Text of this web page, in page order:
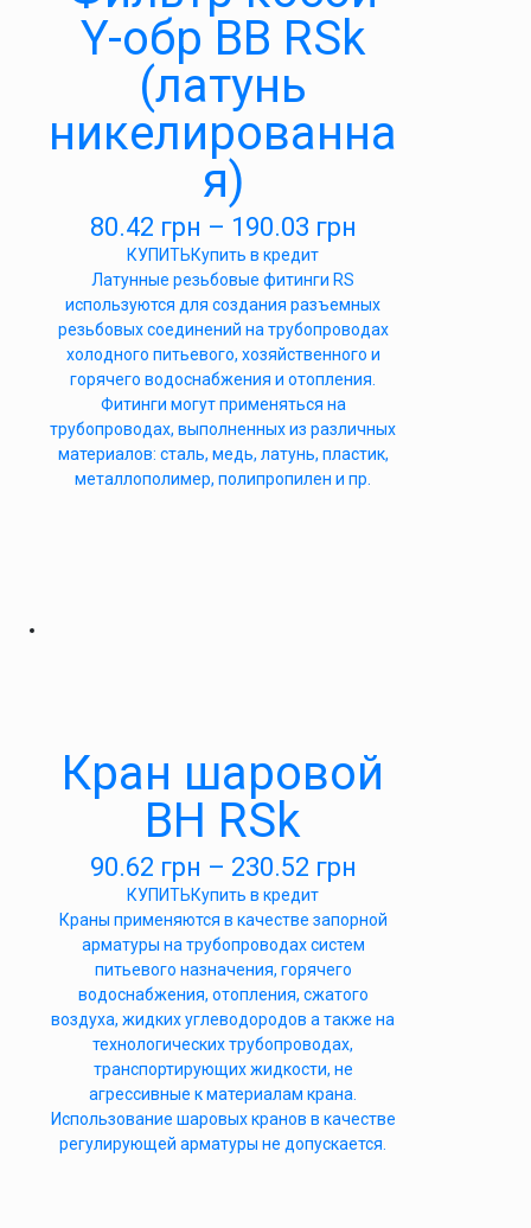
Y-обр ВВ RSk
(латунь
никелированна
я)
80.42 грн – 190.03 грн
КУПИТЬКупить в кредит
Латунные резьбовые фитинги RS
используются для создания разъемных
резьбовых соединений на трубопроводах
холодного питьевого, хозяйственного и
горячего водоснабжения и отопления.
Фитинги могут применяться на
трубопроводах, выполненных из различных
материалов: сталь, медь, латунь, пластик,
металлополимер, полипропилен и пр.
Кран шаровой
ВН RSk
90.62 грн – 230.52 грн
КУПИТЬКупить в кредит
Краны применяются в качестве запорной
арматуры на трубопроводах систем
питьевого назначения, горячего
водоснабжения, отопления, сжатого
воздуха, жидких углеводородов а также на
технологических трубопроводах,
транспортирующих жидкости, не
агрессивные к материалам крана.
Использование шаровых кранов в качестве
регулирующей арматуры не допускается.